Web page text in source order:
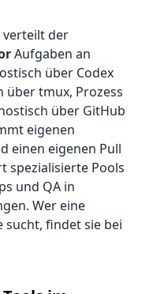
der
Aufgaben an
über Codex
über tmux, Prozess
über GitHub
eigenen
einen eigenen Pull
spezialisierte Pools
und QA in
Wer eine
sucht, findet sie bei